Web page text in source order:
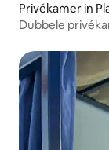
Privékamer in
Dubbele